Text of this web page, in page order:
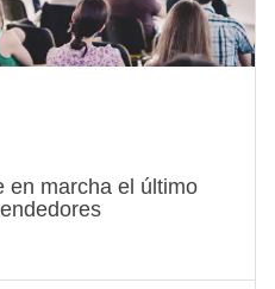
en marcha el último